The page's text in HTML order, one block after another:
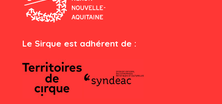
Le Sirque est adhérent de :